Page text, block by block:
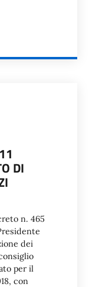
DI
n. 465
dei
per il
con